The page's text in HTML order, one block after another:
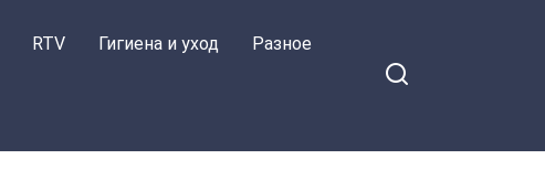
RTV Гигиена и уход Разное